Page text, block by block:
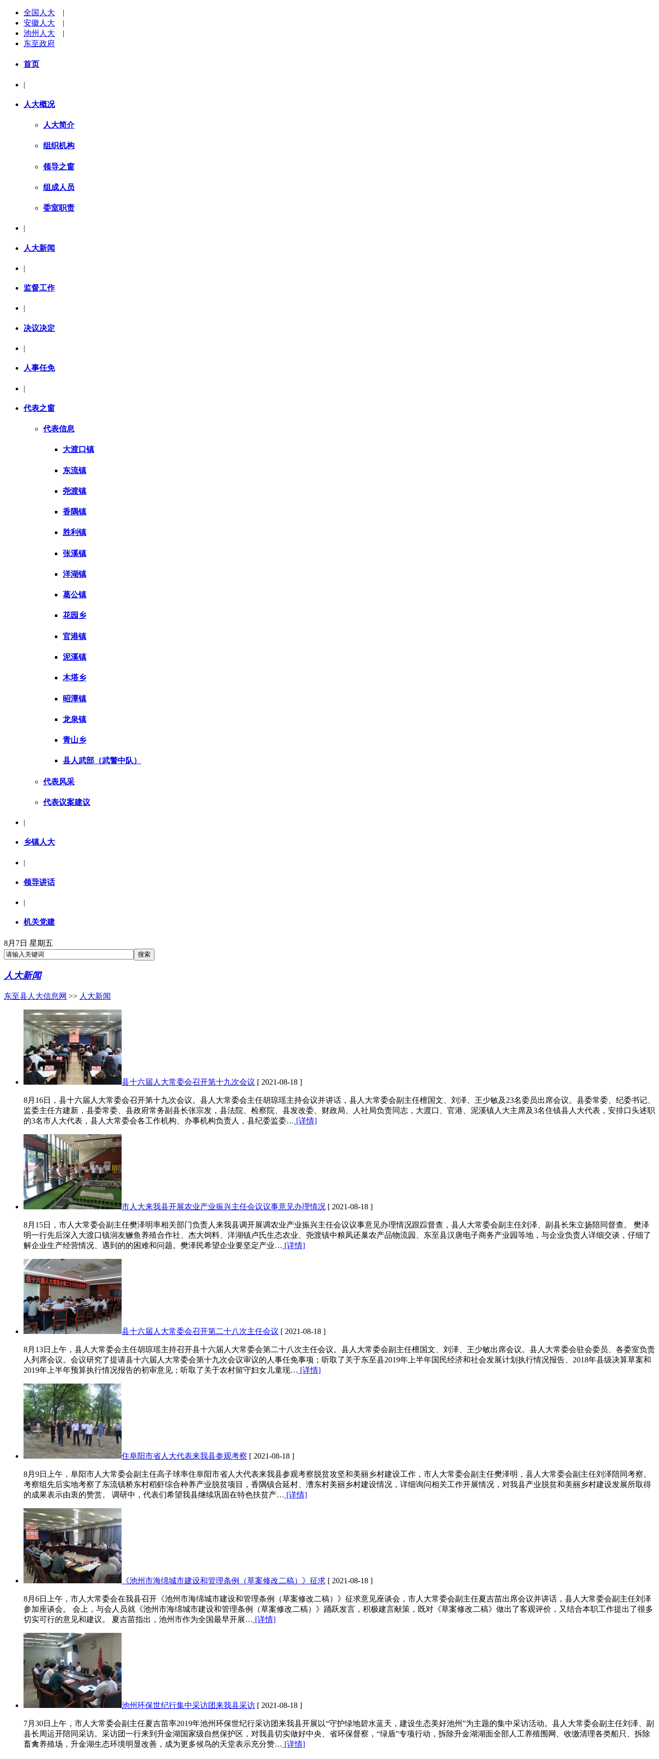
全国人大 |
安徽人大 |
池州人大 |
东至政府
首页
|
人大概况
人大简介
组织机构
领导之窗
组成人员
委室职责
|
人大新闻
|
监督工作
决议决定
|
人事任免
|
代表之窗
代表信息
大渡口镇
东流镇
尧渡镇
香隅镇
胜利镇
张溪镇
洋湖镇
葛公镇
花园乡
官港镇
泥溪镇
木塔乡
昭潭镇
龙泉镇
青山乡
县人武部（武警中队）
代表风采
代表议案建议
|
乡镇人大
|
领导讲话
|
机关党建
8月7日 星期五
人大新闻
东至县人大信息网 >> 人大新闻
县十六届人大常委会召开第十九次会议 [ 2021-08-18 ]
8月16日，县十六届人大常委会召开第十九次会议。县人大常委会主任胡琼瑶主持会议并讲话，县人大常委会副主任檀国文、刘泽、王少敏及23名委员出席会议。县委常委、纪委书记、
监委主任方建新，县委常委、县政府常务副县长张宗发，县法院、检察院、县发改委、财政局、人社局负责同志，大渡口、官港、泥溪镇人大主席及3名住镇县人大代表，安排口头述职
的3名市人大代表，县人大常委会各工作机构、办事机构负责人，县纪委监委… [详情]
市人大来我县开展农业产业振兴主任会议议事意见办理情况 [ 2021-08-18 ]
8月15日，市人大常委会副主任樊泽明率相关部门负责人来我县调开展调农业产业振兴主任会议议事意见办理情况跟踪督查，县人大常委会副主任刘泽、副县长朱立扬陪同督查。 樊泽
明一行先后深入大渡口镇润友鳜鱼养殖合作社、杰大饲料、洋湖镇卢氏生态农业、尧渡镇中粮凤还巢农产品物流园、东至县汉唐电子商务产业园等地，与企业负责人详细交谈，仔细了
解企业生产经营情况、遇到的的困难和问题。樊泽民希望企业要坚定产业… [详情]
县十六届人大常委会召开第二十八次主任会议 [ 2021-08-18 ]
8月13日上午，县人大常委会主任胡琼瑶主持召开县十六届人大常委会第二十八次主任会议。县人大常委会副主任檀国文、刘泽、王少敏出席会议。县人大常委会驻会委员、各委室负责
人列席会议。会议研究了提请县十六届人大常委会第十九次会议审议的人事任免事项；听取了关于东至县2019年上半年国民经济和社会发展计划执行情况报告、2018年县级决算草案和
2019年上半年预算执行情况报告的初审意见；听取了关于农村留守妇女儿童现… [详情]
住阜阳市省人大代表来我县参观考察 [ 2021-08-18 ]
8月9日上午，阜阳市人大常委会副主任高子球率住阜阳市省人大代表来我县参观考察脱贫攻坚和美丽乡村建设工作，市人大常委会副主任樊泽明，县人大常委会副主任刘泽陪同考察。
考察组先后实地考察了东流镇桥东村稻虾综合种养产业脱贫项目，香隅镇合延村、漕东村美丽乡村建设情况，详细询问相关工作开展情况，对我县产业脱贫和美丽乡村建设发展所取得
的成果表示由衷的赞赏。 调研中，代表们希望我县继续巩固在特色扶贫产… [详情]
《池州市海绵城市建设和管理条例（草案修改二稿）》征求 [ 2021-08-18 ]
8月6日上午，市人大常委会在我县召开《池州市海绵城市建设和管理条例（草案修改二稿）》征求意见座谈会，市人大常委会副主任夏吉苗出席会议并讲话，县人大常委会副主任刘泽
参加座谈会。 会上，与会人员就《池州市海绵城市建设和管理条例（草案修改二稿）》踊跃发言，积极建言献策，既对《草案修改二稿》做出了客观评价，又结合本职工作提出了很多
切实可行的意见和建议。 夏吉苗指出，池州市作为全国最早开展… [详情]
池州环保世纪行集中采访团来我县采访 [ 2021-08-18 ]
7月30日上午，市人大常委会副主任夏吉苗率2019年池州环保世纪行采访团来我县开展以“守护绿地碧水蓝天，建设生态美好池州”为主题的集中采访活动。县人大常委会副主任刘泽、副
县长周运开陪同采访。采访团一行来到升金湖国家级自然保护区，对我县切实做好中央、省环保督察，“绿盾”专项行动，拆除升金湖湖面全部人工养殖围网、收缴清理各类船只、拆除
畜禽养殖场，升金湖生态环境明显改善，成为更多候鸟的天堂表示充分赞… [详情]